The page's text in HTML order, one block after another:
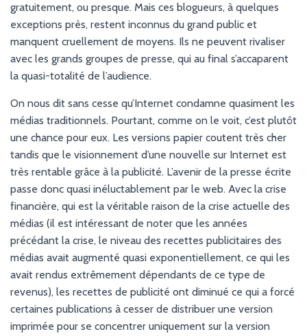
gratuitement, ou presque. Mais ces blogueurs, à quelques
exceptions près, restent inconnus du grand public et
manquent cruellement de moyens. Ils ne peuvent rivaliser
avec les grands groupes de presse, qui au final s’accaparent
la quasi-totalité de l’audience.
On nous dit sans cesse qu’Internet condamne quasiment les
médias traditionnels. Pourtant, comme on le voit, c’est plutôt
une chance pour eux. Les versions papier coutent très cher
tandis que le visionnement d’une nouvelle sur Internet est
très rentable grâce à la publicité. L’avenir de la presse écrite
passe donc quasi inéluctablement par le web. Avec la crise
financière, qui est la véritable raison de la crise actuelle des
médias (il est intéressant de noter que les années
précédant la crise, le niveau des recettes publicitaires des
médias avait augmenté quasi exponentiellement, ce qui les
avait rendus extrêmement dépendants de ce type de
revenus), les recettes de publicité ont diminué ce qui a forcé
certaines publications à cesser de distribuer une version
imprimée pour se concentrer uniquement sur la version